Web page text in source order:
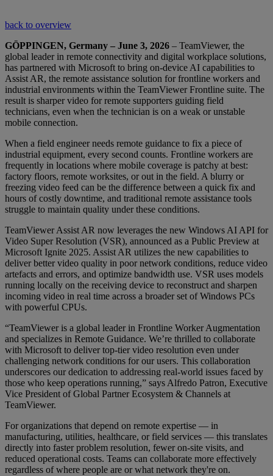
back to overview
GÖPPINGEN, Germany – June 3, 2026 – TeamViewer, the
global leader in remote connectivity and digital workplace solutions,
has partnered with Microsoft to bring on-device AI capabilities to
Assist AR, the remote assistance solution for frontline workers and
industrial environments within the TeamViewer Frontline suite. The
result is sharper video for remote supporters guiding field
technicians, even when the technician is on a weak or unstable
mobile connection.
When a field engineer needs remote guidance to fix a piece of
industrial equipment, every second counts. Frontline workers are
frequently in locations where mobile coverage is patchy at best:
factory floors, remote worksites, or out in the field. A blurry or
freezing video feed can be the difference between a quick fix and
hours of costly downtime, and traditional remote assistance tools
struggle to maintain quality under these conditions.
TeamViewer Assist AR now leverages the new Windows AI API for
Video Super Resolution (VSR), announced as a Public Preview at
Microsoft Ignite 2025. Assist AR utilizes the new capabilities to
deliver better video quality in poor network conditions, reduce video
artefacts and errors, and optimize bandwidth use. VSR uses models
running locally on the receiving device to reconstruct and sharpen
incoming video in real time across a broader set of Windows PCs
with powerful CPUs.
“TeamViewer is a global leader in Frontline Worker Augmentation
and specializes in Remote Guidance. We’re thrilled to collaborate
with Microsoft to deliver top-tier video resolution even under
challenging network conditions for our users. This collaboration
underscores our dedication to addressing real-world issues faced by
those who keep operations running,” says Alfredo Patron, Executive
Vice President of Global Partner Ecosystem & Channels at
TeamViewer.
For organizations that depend on remote expertise — in
manufacturing, utilities, healthcare, or field services — this translates
directly into faster problem resolution, fewer on-site visits, and
reduced operational costs. Teams can collaborate more effectively
regardless of where people are or what network they're on.